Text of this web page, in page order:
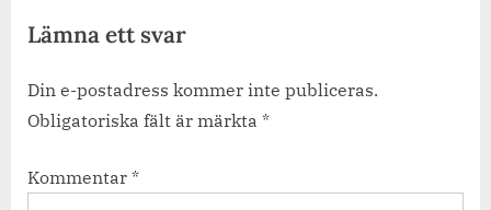
Lämna ett svar
Din e-postadress kommer inte publiceras.
Obligatoriska fält är märkta *
Kommentar *